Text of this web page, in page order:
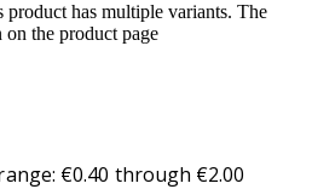
product has multiple variants. The
on the product page
€0.40 through €2.00